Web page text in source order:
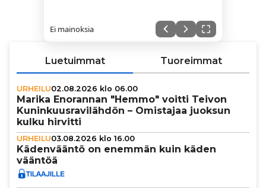
Ei mainoksia
Luetuimmat Tuoreimmat
URHEILU02.08.2026 klo 06.00
Marika Enorannan "Hemmo" voitti Teivon
Kunin­kuus­ra­vi­läh­dön – Omistajaa juoksun
kulku hirvitti
URHEILU03.08.2026 klo 16.00
Käden­vääntö on enemmän kuin käden
vääntöä